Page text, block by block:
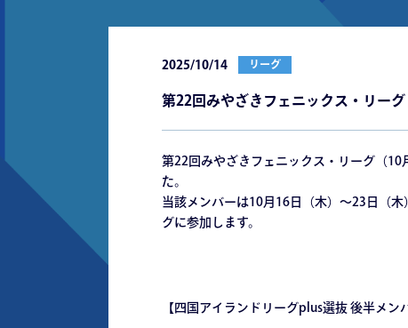
2025/10/14 リーグ
第22回みやざきフェニックス・リー
第22回みやざきフェニックス・リーグ（
た。
当該メンバーは10月16日（木）～23日（
グに参加します。
【四国アイランドリーグplus選抜 後半メン